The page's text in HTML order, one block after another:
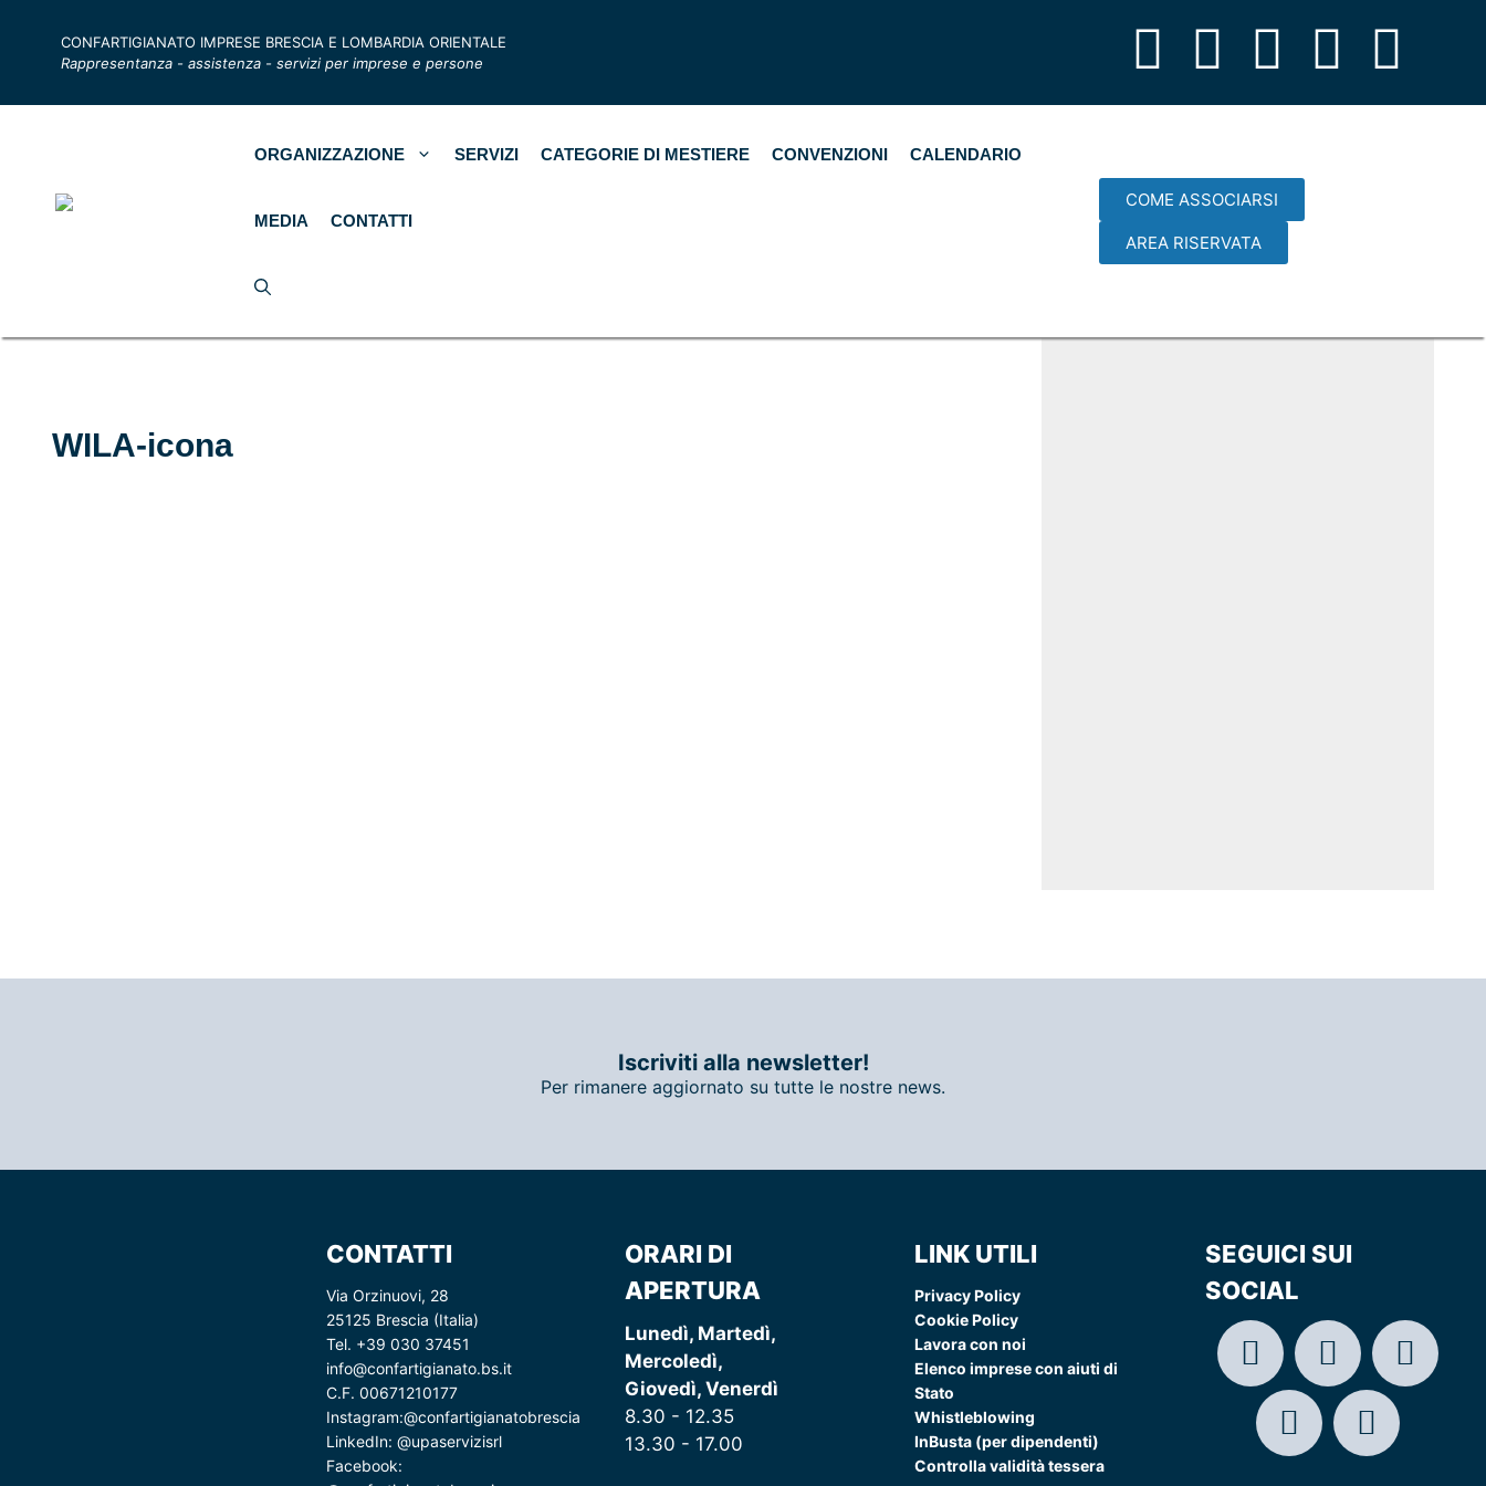
CONFARTIGIANATO IMPRESE BRESCIA E LOMBARDIA ORIENTALE
Rappresentanza - assistenza - servizi per imprese e persone
ORGANIZZAZIONE SERVIZI CATEGORIE DI MESTIERE CONVENZIONI CALENDARIO
MEDIA CONTATTI
COME ASSOCIARSI
AREA RISERVATA
WILA-icona
Iscriviti alla newsletter!
Per rimanere aggiornato su tutte le nostre news.
CONTATTI
Via Orzinuovi, 28
25125 Brescia (Italia)
Tel. +39 030 37451
info@confartigianato.bs.it
C.F. 00671210177
Instagram:@confartigianatobrescia
LinkedIn: @upaservizisrl
Facebook:
ORARI DI
APERTURA
Lunedì, Martedì,
Mercoledì,
Giovedì, Venerdì
8.30 - 12.35
13.30 - 17.00
LINK UTILI
Privacy Policy
Cookie Policy
Lavora con noi
Elenco imprese con aiuti di
Stato
Whistleblowing
InBusta (per dipendenti)
Controlla validità tessera
SEGUICI SUI
SOCIAL